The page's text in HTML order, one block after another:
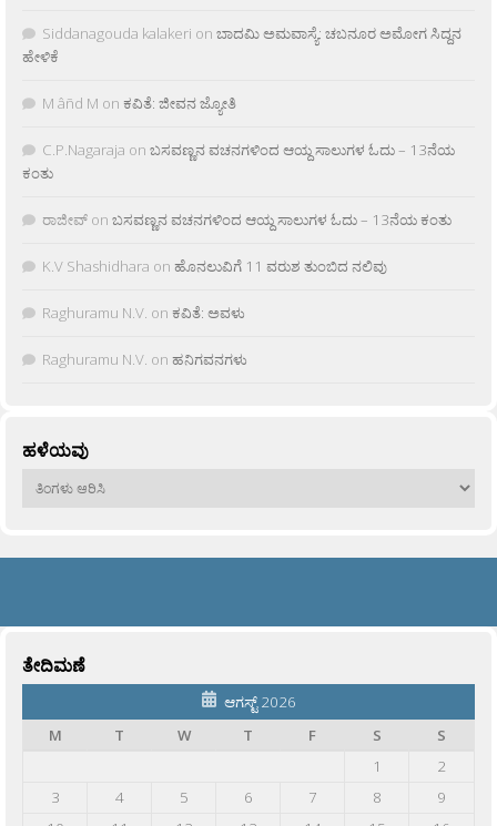
Siddanagouda kalakeri on ಬಾದಮಿ ಅಮವಾಸ್ಯೆ: ಚಬನೂರ ಅಮೋಗ ಸಿದ್ದನ
ಹೇಳಿಕೆ
M âñd M on ಕವಿತೆ: ಜೀವನ ಜ್ಯೋತಿ
C.P.Nagaraja on ಬಸವಣ್ಣನ ವಚನಗಳಿಂದ ಆಯ್ದ ಸಾಲುಗಳ ಓದು – 13ನೆಯ
ಕಂತು
ರಾಜೀವ್ on ಬಸವಣ್ಣನ ವಚನಗಳಿಂದ ಆಯ್ದ ಸಾಲುಗಳ ಓದು – 13ನೆಯ ಕಂತು
K.V Shashidhara on ಹೊನಲುವಿಗೆ 11 ವರುಶ ತುಂಬಿದ ನಲಿವು
Raghuramu N.V. on ಕವಿತೆ: ಅವಳು
Raghuramu N.V. on ಹನಿಗವನಗಳು
ಹಳೆಯವು
ಹಳೆಯವು
ತೇದಿಮಣೆ
ಆಗಸ್ಟ್ 2026
M
T W T F S
S
1
2
3
4 5 6 7 8
9